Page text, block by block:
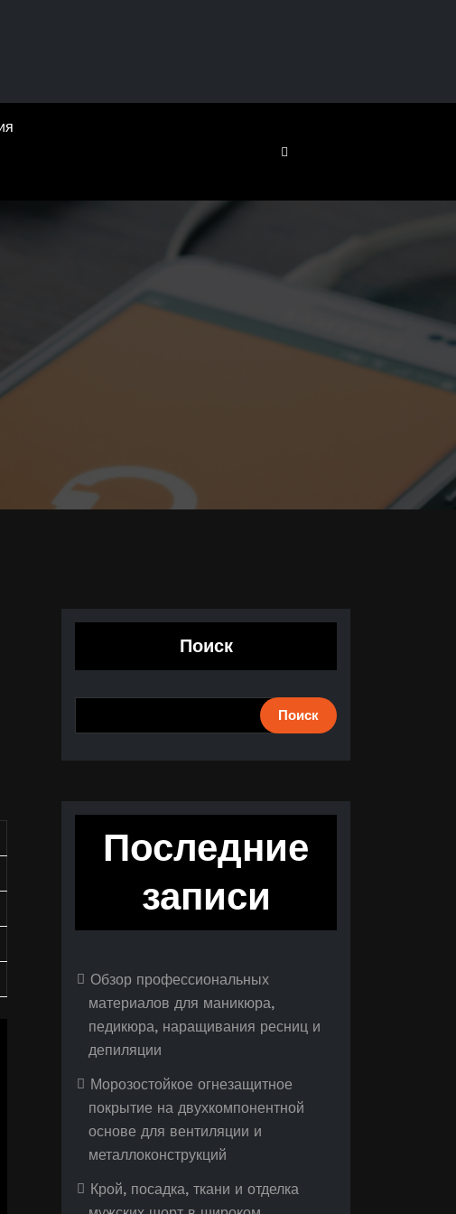
Поиск
Поиск
Последние
записи
Обзор профессиональных
материалов для маникюра,
педикюра, наращивания ресниц и
депиляции
Морозостойкое огнезащитное
покрытие на двухкомпонентной
основе для вентиляции и
металлоконструкций
Крой, посадка, ткани и отделка